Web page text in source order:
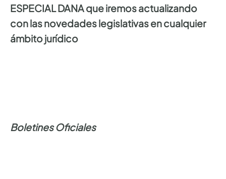
ESPECIAL DANA que iremos actualizando
con las novedades legislativas en cualquier
ámbito jurídico
Boletines Oficiales